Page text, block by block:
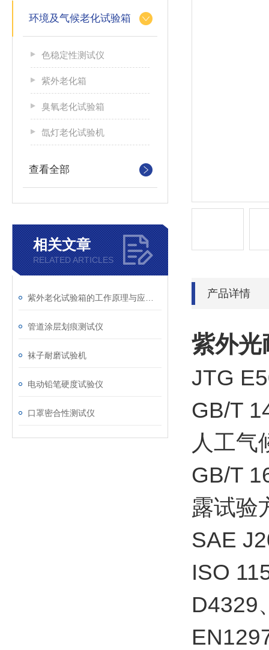
环境及气候老化试验箱
色稳定性测试仪
紫外老化箱
臭氧老化试验箱
氙灯老化试验机
查看全部
相关文章
RELATED ARTICLES
管道涂层划痕测试仪
袜子耐磨试验机
电动铅笔硬度试验仪
口罩密合性测试仪
产品详情
紫外光
JTG
GB/T
人工气
GB/T
露试验
SAE
ISO
D4329